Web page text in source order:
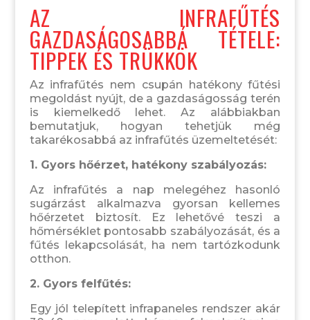
AZ INFRAFŰTÉS
GAZDASÁGOSABBÁ TÉTELE:
TIPPEK ÉS TRÜKKÖK
Az infrafűtés nem csupán hatékony fűtési
megoldást nyújt, de a gazdaságosság terén
is kiemelkedő lehet. Az alábbiakban
bemutatjuk, hogyan tehetjük még
takarékosabbá az infrafűtés üzemeltetését:
1. Gyors hőérzet, hatékony szabályozás:
Az infrafűtés a nap melegéhez hasonló
sugárzást alkalmazva gyorsan kellemes
hőérzetet biztosít. Ez lehetővé teszi a
hőmérséklet pontosabb szabályozását, és a
fűtés lekapcsolását, ha nem tartózkodunk
otthon.
2. Gyors felfűtés:
Egy jól telepített infrapaneles rendszer akár